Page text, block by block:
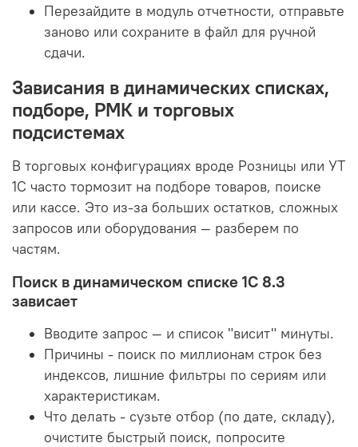
Перезайдите в модуль отчетности, отправьте
заново или сохраните в файл для ручной
сдачи.
Зависания в динамических списках,
подборе, РМК и торговых
подсистемах
В торговых конфигурациях вроде Розницы или УТ
1С часто тормозит на подборе товаров, поиске
или кассе. Это из-за больших остатков, сложных
запросов или оборудования — разберем по
частям.
Поиск в динамическом списке 1С 8.3
зависает
Вводите запрос — и список "висит" минуты.
Причины - поиск по миллионам строк без
индексов, лишние фильтры по сериям или
характеристикам.
Что делать - сузьте отбор (по дате, складу),
очистите быстрый поиск, попросите